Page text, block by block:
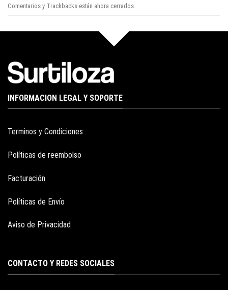
Comentarios y Trackbacks están ahora cerrados.
INFORMACION LEGAL Y SOPORTE
Terminos y Condiciones
Políticas de reembolso
Facturación
Políticas de Envío
Aviso de Privacidad
CONTACTO Y REDES SOCIALES